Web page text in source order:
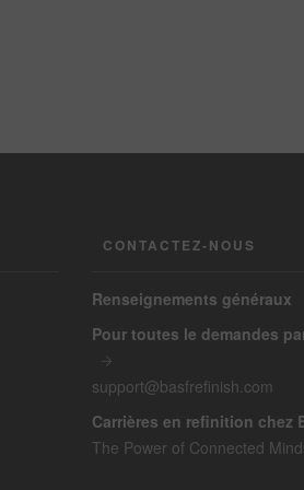
CONTACTEZ-NOUS
Renseignements généraux
Pour toutes le demandes
support@basfrefinish.com
Carrières en refinition chez
The Power of Connected